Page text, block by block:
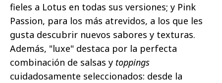
fieles a Lotus en todas sus versiones; y Pink
Passion, para los más atrevidos, a los que les
gusta descubrir nuevos sabores y texturas.
Además, "luxe" destaca por la perfecta
combinación de salsas y toppings
cuidadosamente seleccionados: desde la